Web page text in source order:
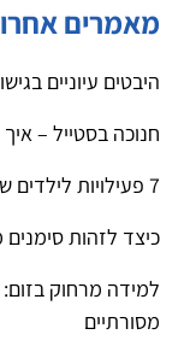
מאמרים
היבטים עיוניים
חנוכה בסטייל –
7 פעילויות לילדים שיעודדו חשיבה יצירתית מחוץ לקופסא
כיצד לזהות
למידה מרחוק בזום:
מסורתיים